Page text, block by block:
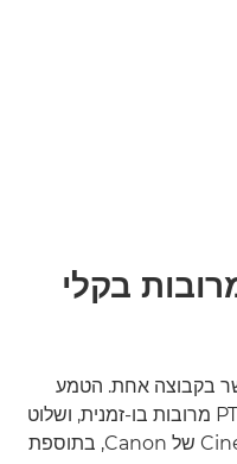
בקלי
בקבוצה אחת. הטמע
הגדרות קבועות מראש למצלמות PTZ מרובות בו-זמנית, ושלוט
של Canon, בתוספת